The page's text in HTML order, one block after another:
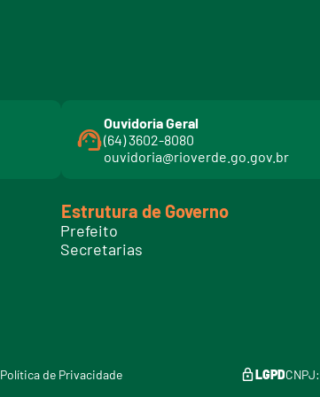
Ouvidoria Geral
(64) 3602-8080
ouvidoria@rioverde.go.gov.br
Estrutura de Governo
Prefeito
Secretarias
Política de Privacidade LGPDCNPJ: